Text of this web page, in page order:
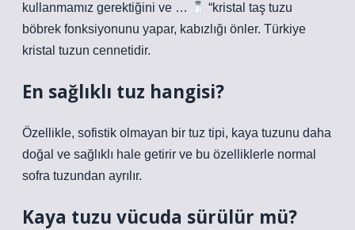
kullanmamız gerektiğini ve …
“kristal taş tuzu
böbrek fonksiyonunu yapar, kabızlığı önler. Türkiye
kristal tuzun cennetidir.
En sağlıklı tuz hangisi?
Özellikle, sofistik olmayan bir tuz tipi, kaya tuzunu daha
doğal ve sağlıklı hale getirir ve bu özelliklerle normal
sofra tuzundan ayrılır.
Kaya tuzu vücuda sürülür mü?